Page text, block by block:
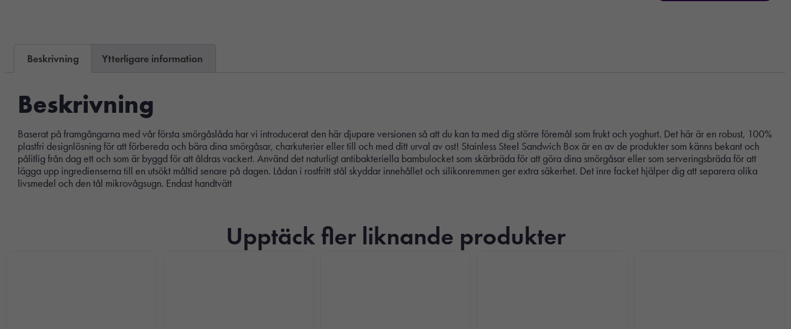
Beskrivning Ytterligare information
Beskrivning
Baserat på framgångarna med vår första smörgåslåda har vi introducerat den här djupare versionen så att du kan ta med dig större föremål som frukt och yoghurt. Det här är en robust, 100%
plastfri designlösning för att förbereda och bära dina smörgåsar, charkuterier eller till och med ditt urval av ost! Stainless Steel Sandwich Box är en av de produkter som känns bekant och
pålitlig från dag ett och som är byggd för att åldras vackert. Använd det naturligt antibakteriella bambulocket som skärbräda för att göra dina smörgåsar eller som serveringsbräda för att
lägga upp ingredienserna till en utsökt måltid senare på dagen. Lådan i rostfritt stål skyddar innehållet och silikonremmen ger extra säkerhet. Det inre facket hjälper dig att separera olika
livsmedel och den tål mikrovågsugn. Endast handtvätt
Upptäck fler liknande produkter